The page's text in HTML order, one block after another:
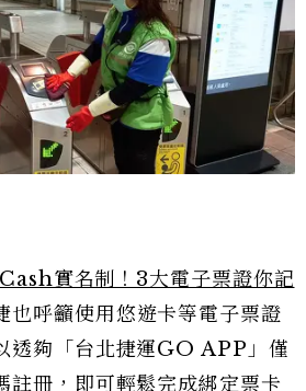
實名制！3大電子票證你記
也呼籲使用悠遊卡等電子票證
透夠「台北捷運GO APP」僅
註冊，即可輕鬆完成綁定票卡